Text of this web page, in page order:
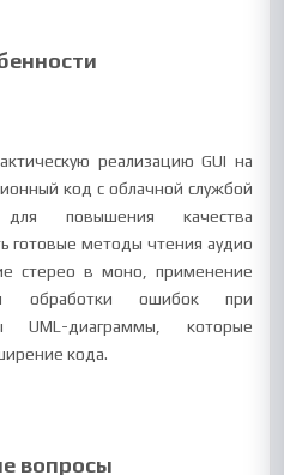
реализацию GUI на
код с облачной службой
повышения качества
готовые методы чтения аудио
стерео в моно, применение
обработки ошибок при
UML-диаграммы, которые
кода.
вопросы